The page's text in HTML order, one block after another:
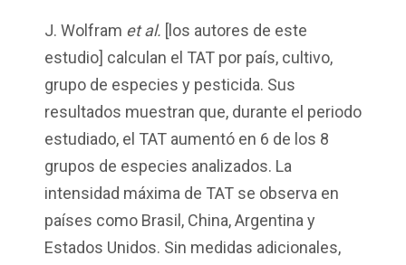
J. Wolfram et al. [los autores de este
estudio] calculan el TAT por país, cultivo,
grupo de especies y pesticida. Sus
resultados muestran que, durante el periodo
estudiado, el TAT aumentó en 6 de los 8
grupos de especies analizados. La
intensidad máxima de TAT se observa en
países como Brasil, China, Argentina y
Estados Unidos. Sin medidas adicionales,